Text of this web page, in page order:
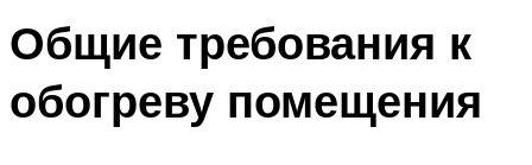
Общие требования к
обогреву помещения